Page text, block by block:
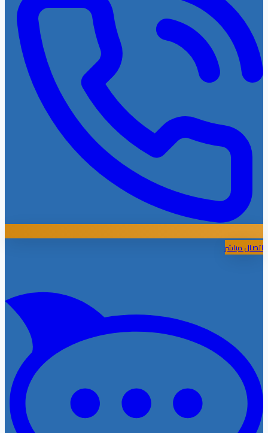
اتصال مباشر